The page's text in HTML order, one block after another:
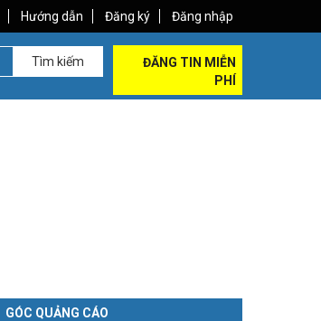
Hướng dẫn Đăng ký Đăng nhập
Tìm kiếm
ĐĂNG TIN MIỄN
PHÍ
GÓC QUẢNG CÁO